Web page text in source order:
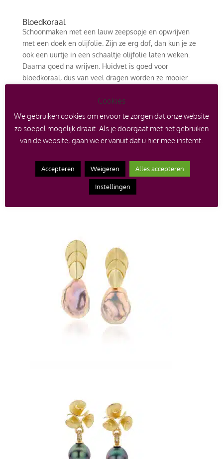
Bloedkoraal
Schoonmaken met een lauw zeepsopje en opwrijven
met een doek en olijfolie. Zijn ze erg dof, dan kun je ze
ook een uurtje in een schaaltje olijfolie laten weken.
Daarna goed na wrijven. Huidvet is goed voor
bloedkoraal, dus van veel dragen worden ze mooier.
Ook parels dienen zoveel mogelijk op de huid gedragen
te worden. Van huidvet knappen ze op. Het beschermt
en verhoogt glans. Parels zijn wel heel gevoelig voor
chemische stoffen, dus vermijd haarlak en parfums en
doek, of door ze in een lauw badje met een scheutje
alcohol. Gebruik geen chemische reinigingsmiddelen.
Ze worden ook weer mooi als je ze een tijdje in een
kopje melk laat weken.
Cookies
We gebruiken cookies om ervoor te zorgen dat onze website
zo soepel mogelijk draait. Als je doorgaat met het gebruiken
van de website, gaan we er vanuit dat u hier mee instemt.
Accepteren Weigeren Alles accepteren
Instellingen